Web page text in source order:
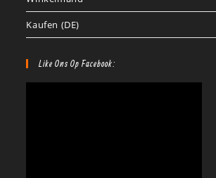
Kaufen (DE)
Like Ons Op Facebook: